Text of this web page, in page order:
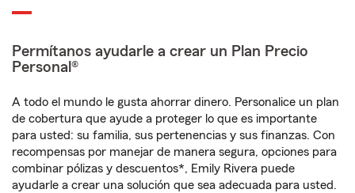
Permítanos ayudarle a crear un Plan Precio
Personal®
A todo el mundo le gusta ahorrar dinero. Personalice un plan
de cobertura que ayude a proteger lo que es importante
para usted: su familia, sus pertenencias y sus finanzas. Con
recompensas por manejar de manera segura, opciones para
combinar pólizas y descuentos*, Emily Rivera puede
ayudarle a crear una solución que sea adecuada para usted.